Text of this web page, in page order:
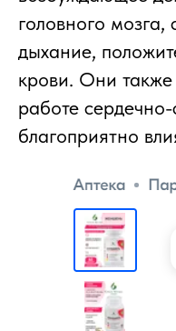
головного мозга,
дыхание,
крови. Они также
работе
благоприятно